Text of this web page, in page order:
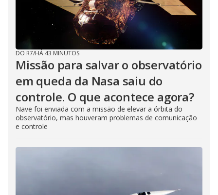
DO R7/HÁ 43 MINUTOS
Missão para salvar o observatório
em queda da Nasa saiu do
controle. O que acontece agora?
Nave foi enviada com a missão de elevar a órbita do
observatório, mas houveram problemas de comunicação
e controle